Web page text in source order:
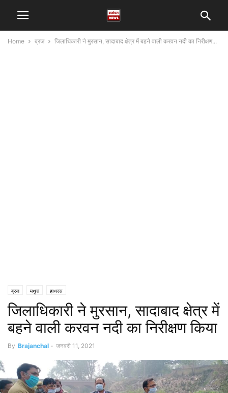
Home ब्रज जिलाधिकारी ने मुरसान, सादाबाद क्षेत्र में बहने वाली करवन नदी का निरीक्षण...
ब्रज मथुरा हाथरस
जिलाधिकारी ने मुरसान, सादाबाद क्षेत्र में
बहने वाली करवन नदी का निरीक्षण किया
By Brajanchal - जनवरी 11, 2021